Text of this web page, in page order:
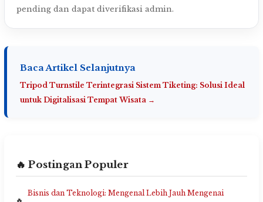
pending dan dapat diverifikasi admin.
Baca Artikel Selanjutnya
Tripod Turnstile Terintegrasi Sistem Tiketing: Solusi Ideal
untuk Digitalisasi Tempat Wisata →
🔥 Postingan Populer
Bisnis dan Teknologi: Mengenal Lebih Jauh Mengenai